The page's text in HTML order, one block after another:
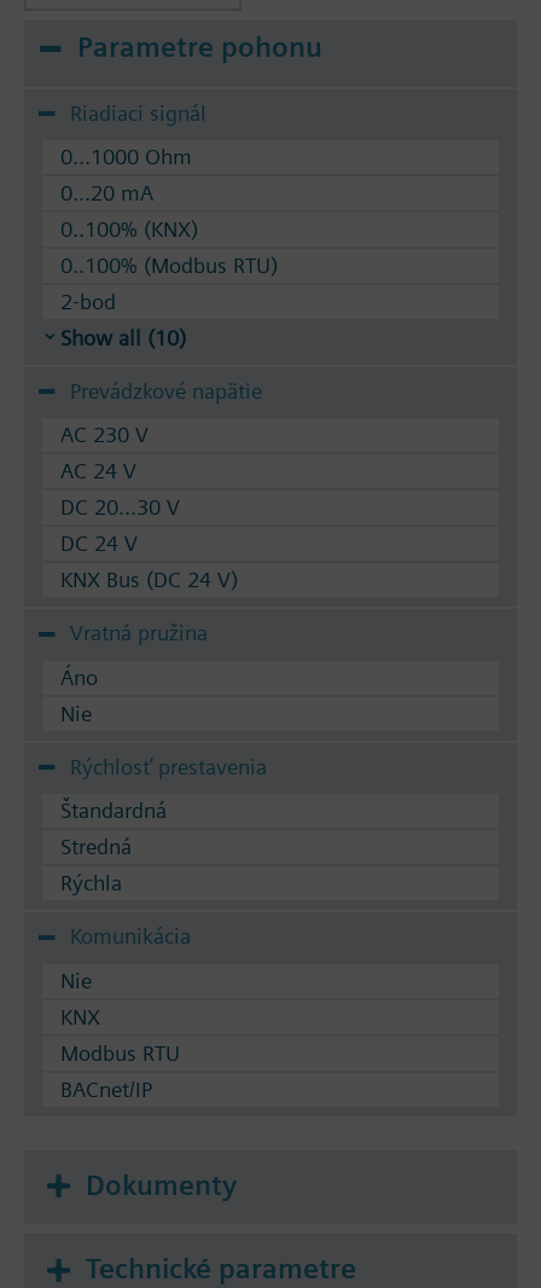
Available up to summer 2011 order afterwards
VVF53.. 2-port valves.
Parametre pohonu
Riadiaci signál
0...1000 Ohm
0...20 mA
0..100% (KNX)
0..100% (Modbus RTU)
2-bod
Show all (10)
Prevádzkové napätie
AC 230 V
AC 24 V
DC 20...30 V
DC 24 V
KNX Bus (DC 24 V)
Vratná pružina
Áno
Nie
Rýchlosť prestavenia
Štandardná
Stredná
Rýchla
Komunikácia
Nie
KNX
Modbus RTU
BACnet/IP
Dokumenty
Technické parametre